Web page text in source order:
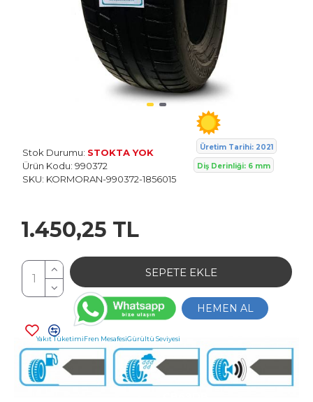
Stok Durumu: STOKTA YOK
Ürün Kodu: 990372
SKU: KORMORAN-990372-1856015
1.450,25 TL
SEPETE EKLE
HEMEN AL
Üretim Tarihi: 2021
Diş Derinliği: 6 mm
Yakıt TüketimiFren MesafesiGürültü Seviyesi